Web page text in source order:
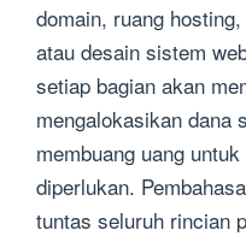
domain, ruang
atau desain sistem
setiap bagian akan
mengalokasikan dana
membuang uang
diperlukan.
tuntas seluruh rincian